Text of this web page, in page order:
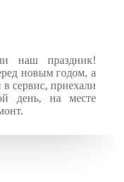
наш праздник!
новым годом, а
сервис, приехали
день, на месте